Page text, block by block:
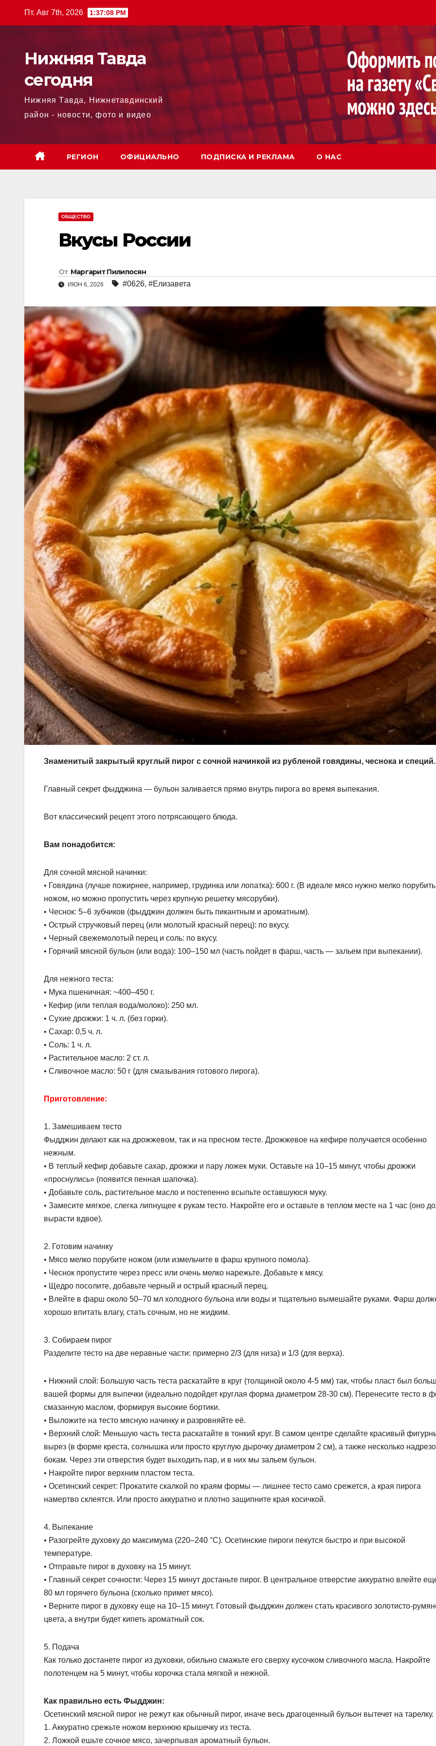
Пт. Авг 7th, 2026 1:37:10 PM
Нижняя Тавда
сегодня
Нижняя Тавда, Нижнетавдинский
район - новости, фото и видео
РЕГИОН ОФИЦИАЛЬНО ПОДПИСКА И РЕКЛАМА О НАС
ОБЩЕСТВО
Вкусы России
От Маргарит Пилипосян
ИЮН 6, 2026 #0626, #Елизавета
Знаменитый закрытый круглый пирог с сочной начинкой из рубленой говядины, чеснока и специй.
Главный секрет фыдджина — бульон заливается прямо внутрь пирога во время выпекания.
Вот классический рецепт этого потрясающего блюда.
Вам понадобится:
Для сочной мясной начинки:
• Говядина (лучше пожирнее, например, грудинка или лопатка): 600 г. (В идеале мясо нужно мелко порубить
ножом, но можно пропустить через крупную решетку мясорубки).
• Чеснок: 5–6 зубчиков (фыдджин должен быть пикантным и ароматным).
• Острый стручковый перец (или молотый красный перец): по вкусу.
• Черный свежемолотый перец и соль: по вкусу.
• Горячий мясной бульон (или вода): 100–150 мл (часть пойдет в фарш, часть — зальем при выпекании).
Для нежного теста:
• Мука пшеничная: ~400–450 г.
• Кефир (или теплая вода/молоко): 250 мл.
• Сухие дрожжи: 1 ч. л. (без горки).
• Сахар: 0,5 ч. л.
• Соль: 1 ч. л.
• Растительное масло: 2 ст. л.
• Сливочное масло: 50 г (для смазывания готового пирога).
Приготовление:
1. Замешиваем тесто
Фыдджин делают как на дрожжевом, так и на пресном тесте. Дрожжевое на кефире получается особенно
нежным.
• В теплый кефир добавьте сахар, дрожжи и пару ложек муки. Оставьте на 10–15 минут, чтобы дрожжи
«проснулись» (появится пенная шапочка).
• Добавьте соль, растительное масло и постепенно всыпьте оставшуюся муку.
• Замесите мягкое, слегка липнущее к рукам тесто. Накройте его и оставьте в теплом месте на 1 час (оно
вырасти вдвое).
2. Готовим начинку
• Мясо мелко порубите ножом (или измельчите в фарш крупного помола).
• Чеснок пропустите через пресс или очень мелко нарежьте. Добавьте к мясу.
• Щедро посолите, добавьте черный и острый красный перец.
• Влейте в фарш около 50–70 мл холодного бульона или воды и тщательно вымешайте руками. Фарш
хорошо впитать влагу, стать сочным, но не жидким.
3. Собираем пирог
Разделите тесто на две неравные части: примерно 2/3 (для низа) и 1/3 (для верха).
• Нижний слой: Большую часть теста раскатайте в круг (толщиной около 4-5 мм) так, чтобы пласт был
вашей формы для выпечки (идеально подойдет круглая форма диаметром 28-30 см). Перенесите тесто в
смазанную маслом, формируя высокие бортики.
• Выложите на тесто мясную начинку и разровняйте её.
• Верхний слой: Меньшую часть теста раскатайте в тонкий круг. В самом центре сделайте красивый
вырез (в форме креста, солнышка или просто круглую дырочку диаметром 2 см), а также несколько
бокам. Через эти отверстия будет выходить пар, и в них мы зальем бульон.
• Накройте пирог верхним пластом теста.
• Осетинский секрет: Прокатите скалкой по краям формы — лишнее тесто само срежется, а края пирога
намертво склеятся. Или просто аккуратно и плотно защипните края косичкой.
4. Выпекание
• Разогрейте духовку до максимума (220–240 °C). Осетинские пироги пекутся быстро и при высокой
температуре.
• Отправьте пирог в духовку на 15 минут.
• Главный секрет сочности: Через 15 минут достаньте пирог. В центральное отверстие аккуратно влейте
80 мл горячего бульона (сколько примет мясо).
• Верните пирог в духовку еще на 10–15 минут. Готовый фыдджин должен стать красивого золотисто-
цвета, а внутри будет кипеть ароматный сок.
5. Подача
Как только достанете пирог из духовки, обильно смажьте его сверху кусочком сливочного масла. Накройте
полотенцем на 5 минут, чтобы корочка стала мягкой и нежной.
Как правильно есть Фыдджин:
Осетинский мясной пирог не режут как обычный пирог, иначе весь драгоценный бульон вытечет на тарелку.
1. Аккуратно срежьте ножом верхнюю крышечку из теста.
2. Ложкой ешьте сочное мясо, зачерпывая ароматный бульон.